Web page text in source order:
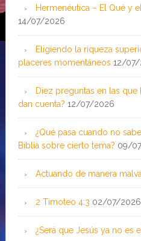
Hermenéutica – El Qué y
14/07/2026
Eligiendo la riqueza
placeres momentáneos 12/07/
Diez preguntas en las
dan cuenta? 12/07/2026
¿Qué pasa cuando no
Biblia sobre cierto tema? 09/
Actuando de manera
2 Timoteo 4:3 02/07/2026
¿Será que Jesús ya no es